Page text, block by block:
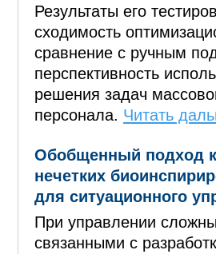
Результаты его
сходимость
сравнение с ручным
перспективность
решения задач
персонала. Читать
Обобщенный подход
нечетких
для ситуационного
При управлении
связанными с